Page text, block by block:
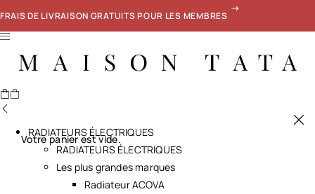
FRAIS DE LIVRAISON GRATUITS POUR LES MEMBRES
Votre panier est vide.
RADIATEURS ÉLECTRIQUES
RADIATEURS ÉLECTRIQUES
Les plus grandes marques
Radiateur ACOVA